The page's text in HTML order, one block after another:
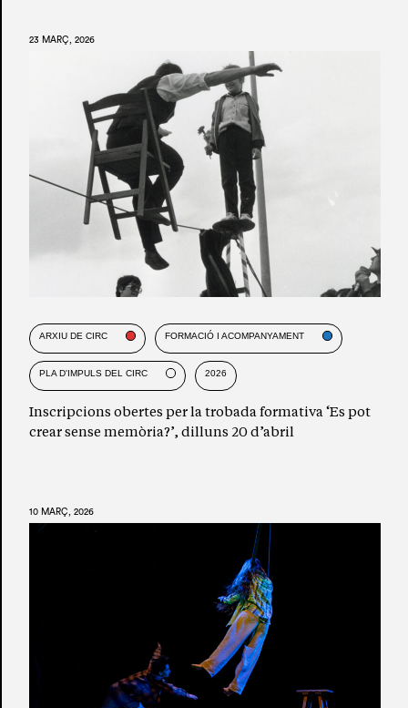
23 MARÇ, 2026
ARXIU DE CIRC FORMACIÓ I ACOMPANYAMENT
PLA D'IMPULS DEL CIRC 2026
Inscripcions obertes per la trobada formativa ‘Es pot
crear sense memòria?’, dilluns 20 d’abril
10 MARÇ, 2026